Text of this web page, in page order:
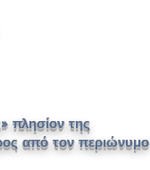
πλησίον της
από τον περιώνυμο